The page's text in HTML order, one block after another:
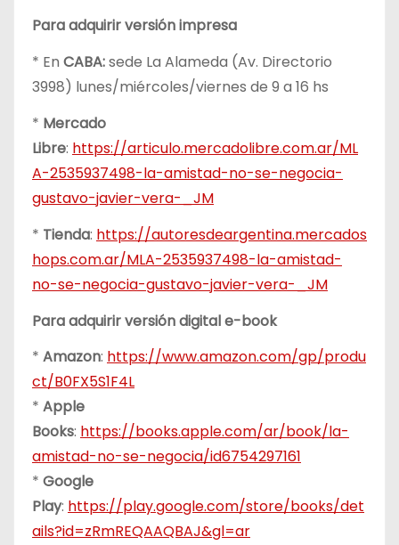
Para adquirir versión impresa
* En CABA:sede La Alameda (Av. Directorio
3998) lunes/miércoles/viernes de 9 a 16 hs
* Mercado
Libre: https://articulo.mercadolibre.com.ar/ML
A-2535937498-la-amistad-no-se-negocia-
gustavo-javier-vera-_JM
* Tienda: https://autoresdeargentina.mercados
hops.com.ar/MLA-2535937498-la-amistad-
no-se-negocia-gustavo-javier-vera-_JM
Para adquirir versión digital e-book
* Amazon: https://www.amazon.com/gp/produ
ct/B0FX5S1F4L
* Apple
Books: https://books.apple.com/ar/book/la-
amistad-no-se-negocia/id6754297161
* Google
Play: https://play.google.com/store/books/det
ails?id=zRmREQAAQBAJ&gl=ar